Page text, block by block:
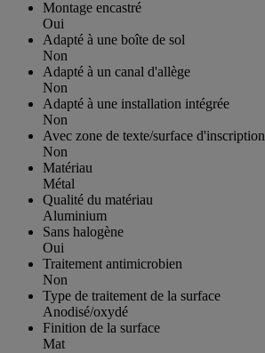
Montage encastré
Oui
Adapté à une boîte de sol
Non
Adapté à un canal d'allège
Non
Adapté à une installation intégrée
Non
Avec zone de texte/surface d'inscription
Non
Matériau
Métal
Qualité du matériau
Aluminium
Sans halogène
Oui
Traitement antimicrobien
Non
Type de traitement de la surface
Anodisé/oxydé
Finition de la surface
Mat